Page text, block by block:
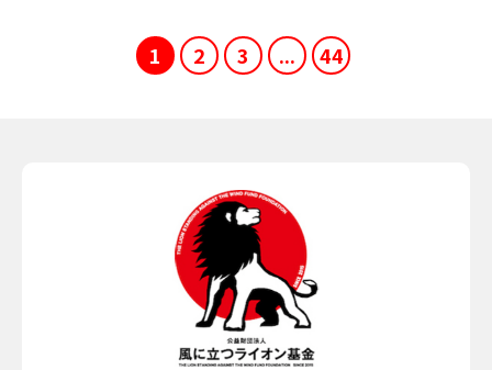
1 2 3 ... 44